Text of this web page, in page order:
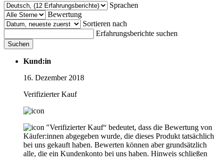
Sprachen
Bewertung
Sortieren nach
Erfahrungsberichte suchen
Suchen
Kund:in
16. Dezember 2018
Verifizierter Kauf
"Verifizierter Kauf“ bedeutet, dass die Bewertung von
Käufer:innen abgegeben wurde, die dieses Produkt tatsächlich
bei uns gekauft haben. Bewerten können aber grundsätzlich
alle, die ein Kundenkonto bei uns haben. Hinweis schließen